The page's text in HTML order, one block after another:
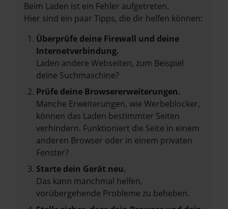
Beim Laden ist ein Fehler aufgetreten.
Hier sind ein paar Tipps, die dir helfen können:
Überprüfe deine Firewall und deine
Internetverbindung.
Laden andere Webseiten, zum Beispiel
deine Suchmaschine?
Prüfe deine Browsererweiterungen.
Manche Erweiterungen, wie Werbeblocker,
können das Laden bestimmter Seiten
verhindern. Funktioniert die Seite in einem
anderen Browser oder in einem privaten
Fenster?
Starte dein Gerät neu.
Das kann manchmal helfen,
vorübergehende Probleme zu beheben.